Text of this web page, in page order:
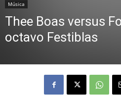
Música
Thee Boas versus
octavo Festiblas